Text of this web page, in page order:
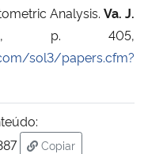
Analysis. Va. J.
p. 405,
sol3/papers.cfm?
Copiar